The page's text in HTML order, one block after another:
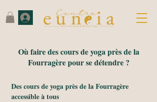
Où faire des cours de yoga près de la
Fourragère pour se détendre ?
Des cours de yoga près de la Fourragère
accessible à tous